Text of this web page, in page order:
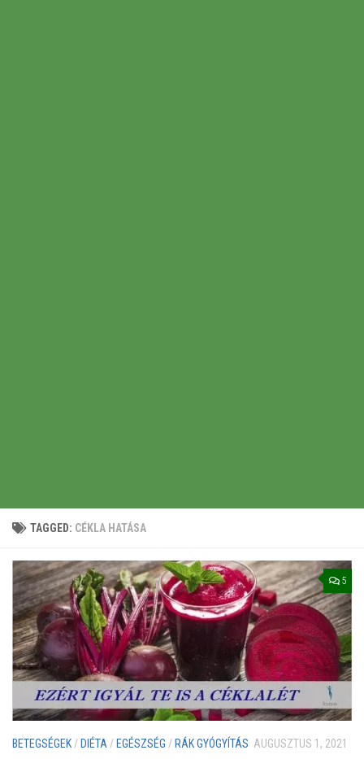
TAGGED: CÉKLA HATÁSA
5
BETEGSÉGEK / DIÉTA / EGÉSZSÉG / RÁK GYÓGYÍTÁS AUGUSZTUS 1, 2021